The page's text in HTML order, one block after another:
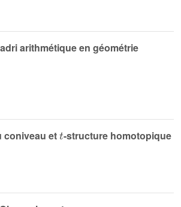
arithmétique en géométrie
coniveau et -structure homotopique